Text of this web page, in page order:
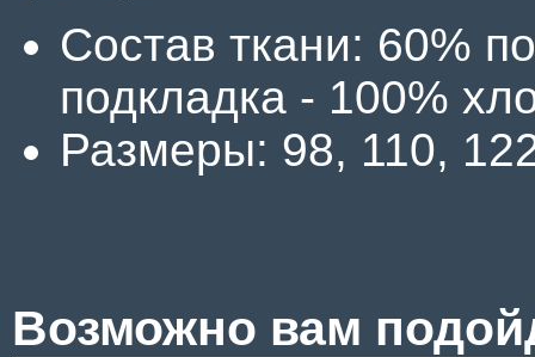
Состав ткани: 60%
подкладка - 100%
Размеры: 98, 110,
Возможно вам